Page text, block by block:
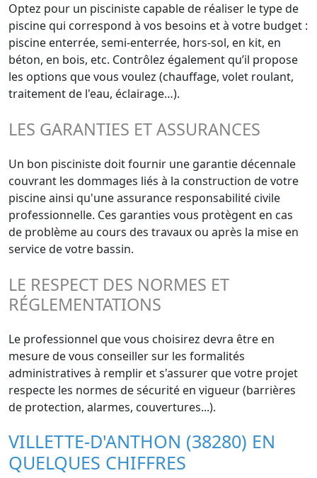
Optez pour un pisciniste capable de réaliser le type de
piscine qui correspond à vos besoins et à votre budget :
piscine enterrée, semi-enterrée, hors-sol, en kit, en
béton, en bois, etc. Contrôlez également qu’il propose
les options que vous voulez (chauffage, volet roulant,
traitement de l'eau, éclairage…).
LES GARANTIES ET ASSURANCES
Un bon pisciniste doit fournir une garantie décennale
couvrant les dommages liés à la construction de votre
piscine ainsi qu'une assurance responsabilité civile
professionnelle. Ces garanties vous protègent en cas
de problème au cours des travaux ou après la mise en
service de votre bassin.
LE RESPECT DES NORMES ET
RÉGLEMENTATIONS
Le professionnel que vous choisirez devra être en
mesure de vous conseiller sur les formalités
administratives à remplir et s'assurer que votre projet
respecte les normes de sécurité en vigueur (barrières
de protection, alarmes, couvertures...).
VILLETTE-D'ANTHON (38280) EN
QUELQUES CHIFFRES